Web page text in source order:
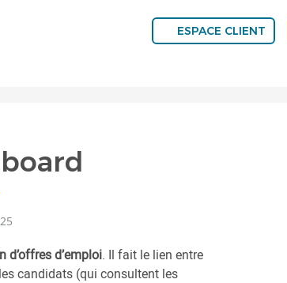
ESPACE CLIENT
d’offres d’emploi. Il fait le lien entre
candidats (qui consultent les